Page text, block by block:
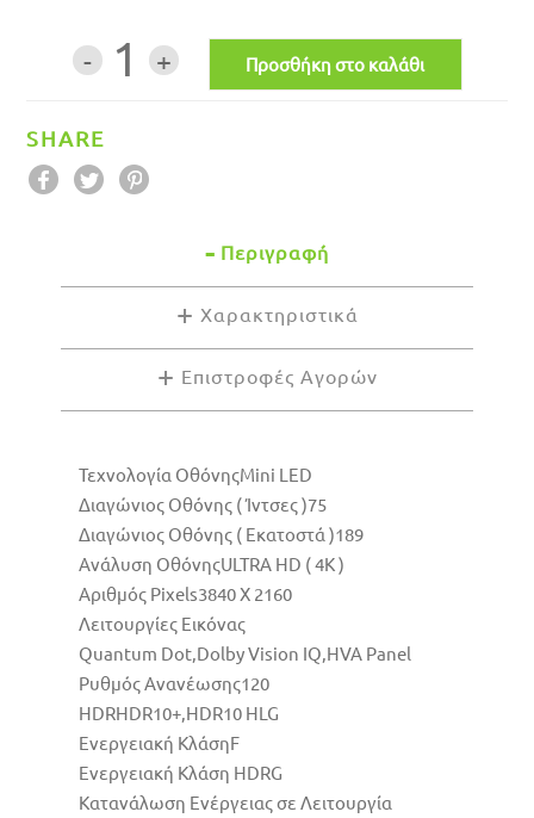
1
SHARE
Περιγραφή
Χαρακτηριστικά
Επιστροφές Αγορών
Τεχνολογία ΟθόνηςMini LED
Διαγώνιος Οθόνης ( Ίντσες )75
Διαγώνιος Οθόνης ( Εκατοστά )189
Ανάλυση ΟθόνηςULTRA HD ( 4K )
Αριθμός Pixels3840 X 2160
Λειτουργίες Εικόνας
Quantum Dot,Dolby Vision IQ,HVA Panel
Ρυθμός Ανανέωσης120
HDRHDR10+,HDR10 HLG
Ενεργειακή ΚλάσηF
Ενεργειακή Κλάση HDRG
Κατανάλωση Ενέργειας σε Λειτουργία